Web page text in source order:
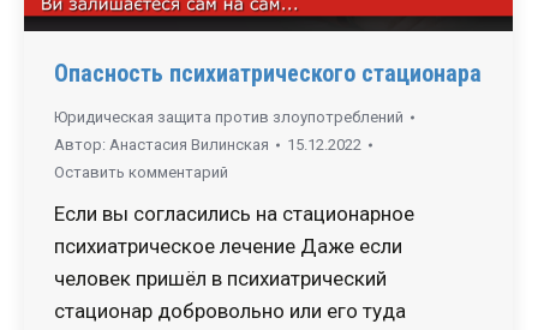
Опасность психиатрического стационара
Юридическая защита против злоупотреблений
Автор: Анастасия Вилинская
15.12.2022
Оставить комментарий
Если вы согласились на стационарное
психиатрическое лечение Даже если
человек пришёл в психиатрический
стационар добровольно или его туда